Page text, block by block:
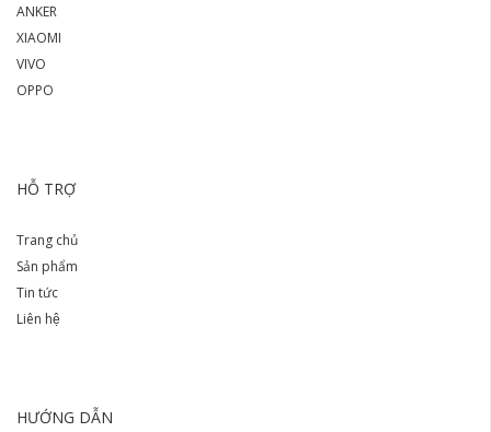
ANKER
XIAOMI
VIVO
OPPO
HỖ TRỢ
Trang chủ
Sản phẩm
Tin tức
Liên hệ
HƯỚNG DẪN